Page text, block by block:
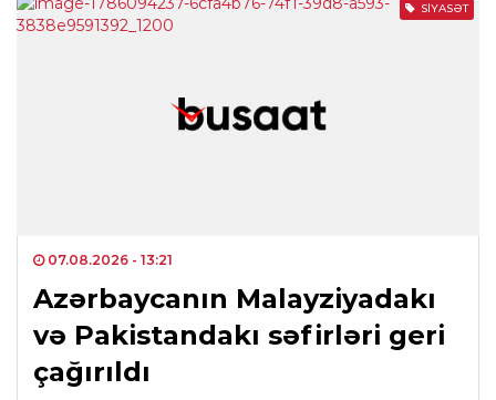
SIYASƏT
07.08.2026 - 13:21
Azərbaycanın Malayziyadakı
və Pakistandakı səfirləri geri
çağırıldı